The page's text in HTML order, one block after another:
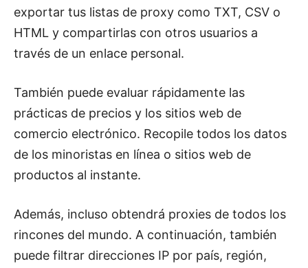
exportar tus listas de proxy como TXT, CSV o
HTML y compartirlas con otros usuarios a
través de un enlace personal.
También puede evaluar rápidamente las
prácticas de precios y los sitios web de
comercio electrónico. Recopile todos los datos
de los minoristas en línea o sitios web de
productos al instante.
Además, incluso obtendrá proxies de todos los
rincones del mundo. A continuación, también
puede filtrar direcciones IP por país, región,